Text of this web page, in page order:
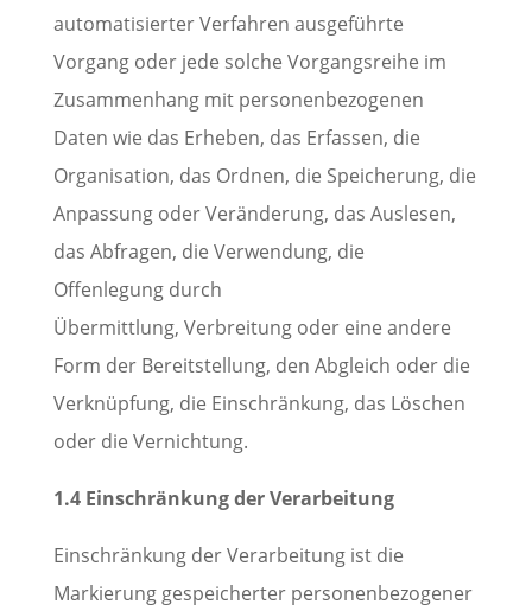
automatisierter Verfahren ausgeführte
Vorgang oder jede solche Vorgangsreihe im
Zusammenhang mit personenbezogenen
Daten wie das Erheben, das Erfassen, die
Organisation, das Ordnen, die Speicherung, die
Anpassung oder Veränderung, das Auslesen,
das Abfragen, die Verwendung, die
Offenlegung durch
Übermittlung, Verbreitung oder eine andere
Form der Bereitstellung, den Abgleich oder die
Verknüpfung, die Einschränkung, das Löschen
oder die Vernichtung.
1.4 Einschränkung der Verarbeitung
Einschränkung der Verarbeitung ist die
Markierung gespeicherter personenbezogener